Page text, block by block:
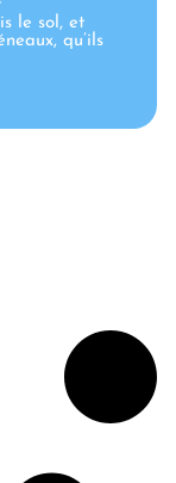
le sol, et
qu’ils